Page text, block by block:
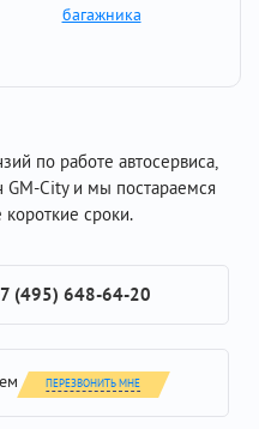
багажника
по работе автосервиса,
GM-City и мы постараемся
сроки.
(495) 648-64-20
ПЕРЕЗВОНИТЬ МНЕ